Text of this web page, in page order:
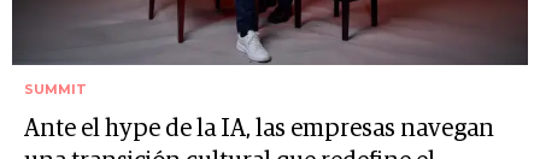
SUMMIT
Ante el hype de la IA, las empresas navegan